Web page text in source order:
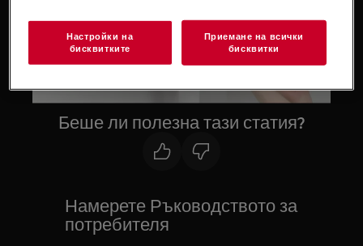
Play
Беше ли полезна тази статия?
Намерете Ръководството за
потребителя
Настройки на
бисквитките
Приемане на всички
бисквитки